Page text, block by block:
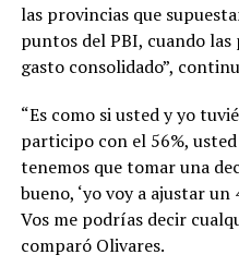
las provincias que
puntos del PBI, cuando
gasto consolidado”,
“Es como si usted y yo
participo con el 56%,
tenemos que tomar una
bueno, ‘yo voy a ajustar un
Vos me podrías decir
comparó Olivares.